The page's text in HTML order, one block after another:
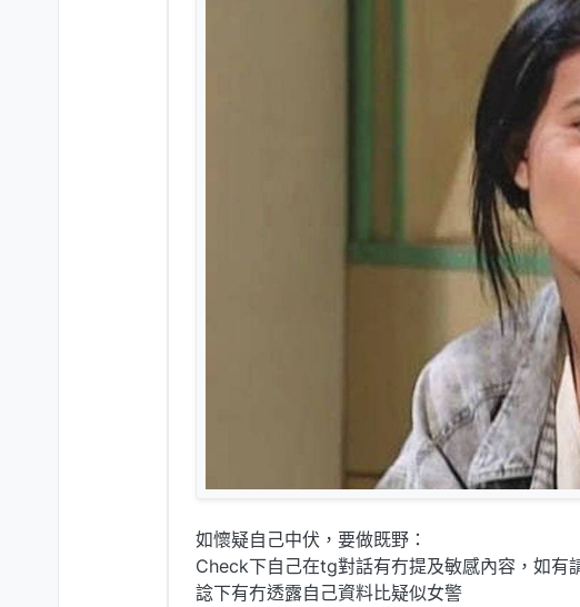
如懷疑自己中伏，要做既野：
Check下自己在tg對話有冇提及敏感內容，如有
諗下有冇透露自己資料比疑似女警